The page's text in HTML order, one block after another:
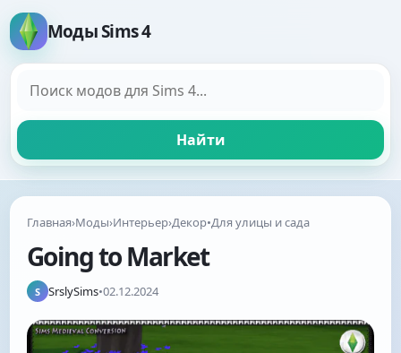
Моды Sims 4
Найти
Главная›Моды›Интерьер›Декор•Для улицы и сада
Going to Market
S SrslySims•02.12.2024